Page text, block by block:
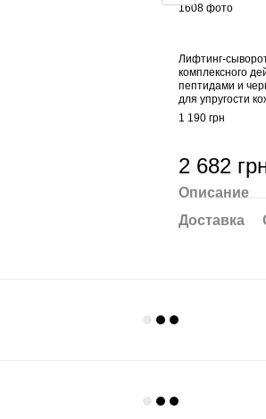
Лифтинг-
комплексного
пептидами и
для упругости
1 190 грн
2 682
Описание
Доставка